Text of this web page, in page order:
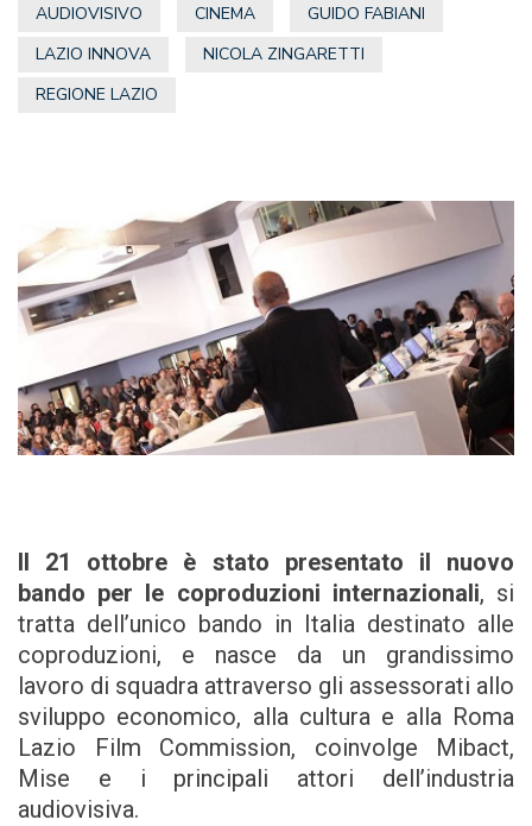
AUDIOVISIVO
CINEMA
GUIDO FABIANI
LAZIO INNOVA
NICOLA ZINGARETTI
REGIONE LAZIO
Il 21 ottobre è stato presentato il nuovo
bando per le coproduzioni internazionali, si
tratta dell’unico bando in Italia destinato alle
coproduzioni, e nasce da un grandissimo
lavoro di squadra attraverso gli assessorati allo
sviluppo economico, alla cultura e alla Roma
Lazio Film Commission, coinvolge Mibact,
Mise e i principali attori dell’industria
audiovisiva.